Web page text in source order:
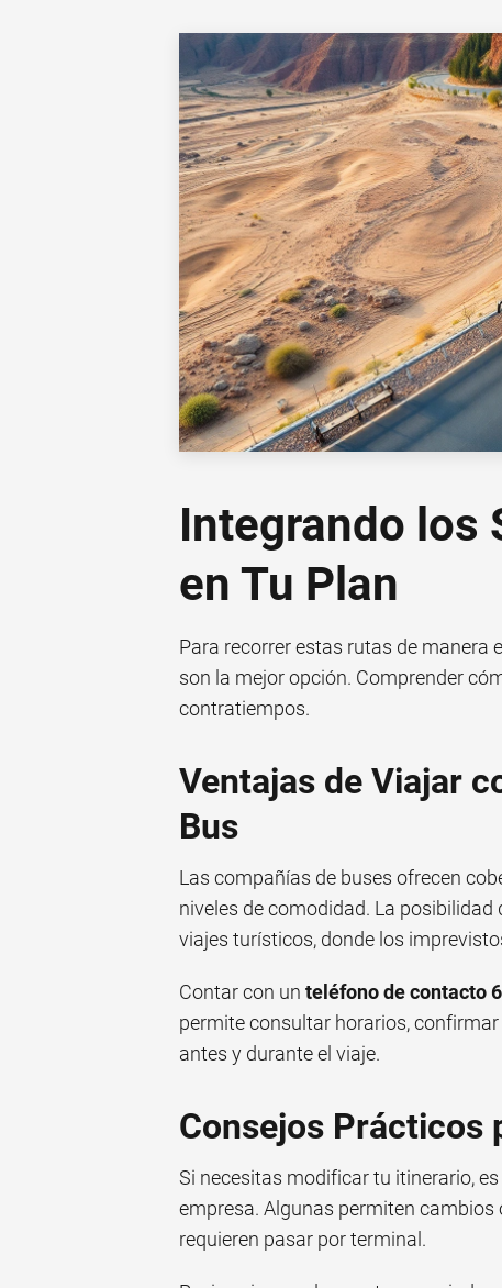
Integrando los
en Tu Plan
Para recorrer estas rutas de manera
son la mejor opción. Comprender
contratiempos.
Ventajas de Viajar
Bus
Las compañías de buses ofrecen
niveles de comodidad. La
viajes turísticos, donde los
Contar con un teléfono de contacto
permite consultar horarios,
antes y durante el viaje.
Consejos Prácticos
Si necesitas modificar tu itinerario,
empresa. Algunas permiten
requieren pasar por terminal.